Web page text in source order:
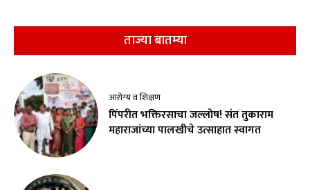
ताज्या बातम्या
आरोग्य व शिक्षण
पिंपरीत भक्तिरसाचा जल्लोष! संत तुकाराम
महाराजांच्या पालखीचे उत्साहात स्वागत